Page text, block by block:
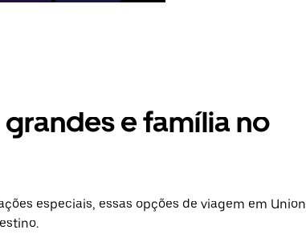
e família no
especiais, essas opções de viagem em Union